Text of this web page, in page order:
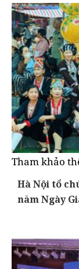
Tham khảo
Hà Nội tổ
năm Ngày